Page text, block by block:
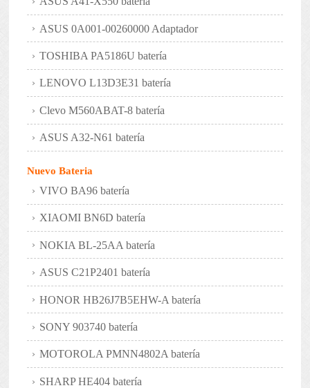
ASUS 0A001-00260000 Adaptador
TOSHIBA PA5186U batería
LENOVO L13D3E31 batería
Clevo M560ABAT-8 batería
ASUS A32-N61 batería
Nuevo Bateria
VIVO BA96 batería
XIAOMI BN6D batería
NOKIA BL-25AA batería
ASUS C21P2401 batería
HONOR HB26J7B5EHW-A batería
SONY 903740 batería
MOTOROLA PMNN4802A batería
SHARP HE404 batería